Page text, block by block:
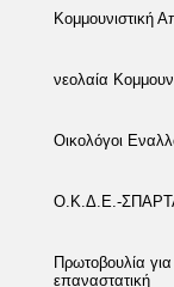
Κομμουνιστική
νεολαία
Οικολόγοι
Ο.Κ.Δ.Ε.-
Πρωτοβουλία
επαναστατική